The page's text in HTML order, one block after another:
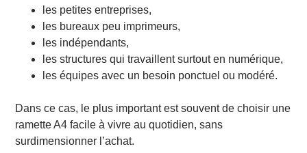
les petites entreprises,
les bureaux peu imprimeurs,
les indépendants,
les structures qui travaillent surtout en numérique,
les équipes avec un besoin ponctuel ou modéré.
Dans ce cas, le plus important est souvent de choisir une
ramette A4 facile à vivre au quotidien, sans
surdimensionner l’achat.